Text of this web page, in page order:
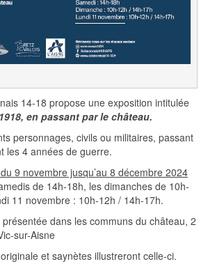
14-18 propose une exposition intitulée
en passant par le château.
personnages, civils ou militaires, passant
les 4 années de guerre.
9 novembre jusqu’au 8 décembre 2024
de 14h-18h, les dimanches de 10h-
11 novembre : 10h-12h / 14h-17h.
dans les communs du château, 2
sur-Aisne
et saynètes illustreront celle-ci.